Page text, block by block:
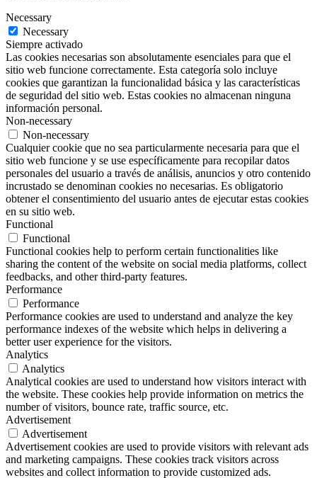
Necessary
Necessary
Siempre activado
Las cookies necesarias son absolutamente esenciales para que el
sitio web funcione correctamente. Esta categoría solo incluye
cookies que garantizan la funcionalidad básica y las características
de seguridad del sitio web. Estas cookies no almacenan ninguna
información personal.
Non-necessary
Non-necessary
Cualquier cookie que no sea particularmente necesaria para que el
sitio web funcione y se use específicamente para recopilar datos
personales del usuario a través de análisis, anuncios y otro contenido
incrustado se denominan cookies no necesarias. Es obligatorio
obtener el consentimiento del usuario antes de ejecutar estas cookies
en su sitio web.
Functional
Functional
Functional cookies help to perform certain functionalities like
sharing the content of the website on social media platforms, collect
feedbacks, and other third-party features.
Performance
Performance
Performance cookies are used to understand and analyze the key
performance indexes of the website which helps in delivering a
better user experience for the visitors.
Analytics
Analytics
Analytical cookies are used to understand how visitors interact with
the website. These cookies help provide information on metrics the
number of visitors, bounce rate, traffic source, etc.
Advertisement
Advertisement
Advertisement cookies are used to provide visitors with relevant ads
and marketing campaigns. These cookies track visitors across
websites and collect information to provide customized ads.